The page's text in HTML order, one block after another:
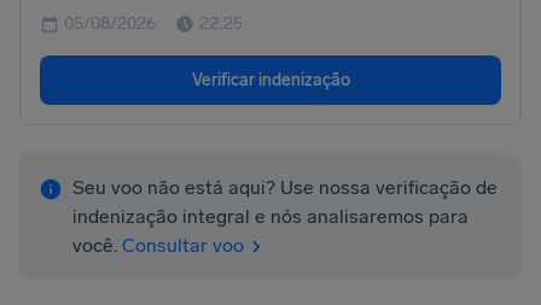
05/08/2026 22:25
Verificar indenização
Seu voo não está aqui? Use nossa verificação de
indenização integral e nós analisaremos para
você. Consultar voo